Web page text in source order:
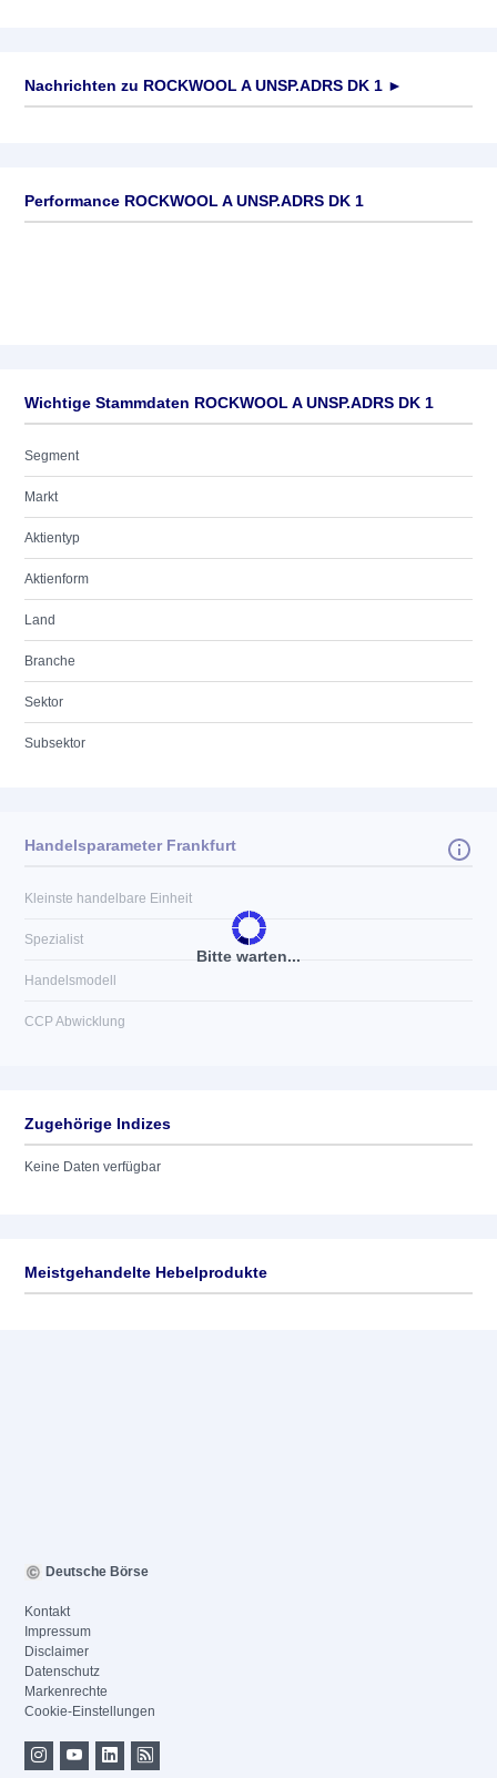
Nachrichten zu ROCKWOOL A UNSP.ADRS DK 1 ►
Performance ROCKWOOL A UNSP.ADRS DK 1
Wichtige Stammdaten ROCKWOOL A UNSP.ADRS DK 1
Segment
Markt
Aktientyp
Aktienform
Land
Branche
Sektor
Subsektor
Bitte warten...
Handelsparameter Frankfurt
Kleinste handelbare Einheit
Spezialist
Handelsmodell
CCP Abwicklung
Zugehörige Indizes
Keine Daten verfügbar
Meistgehandelte Hebelprodukte
Deutsche Börse
Kontakt
Impressum
Disclaimer
Datenschutz
Markenrechte
Cookie-Einstellungen